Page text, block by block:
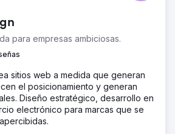
para empresas ambiciosas.
sitios web a medida que generan
el posicionamiento y generan
Diseño estratégico, desarrollo en
electrónico para marcas que se